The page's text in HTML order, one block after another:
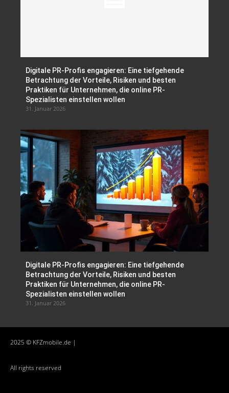
Digitale PR-Profis engagieren: Eine tiefgehende
Betrachtung der Vorteile, Risiken und besten
Praktiken für Unternehmen, die online PR-
Spezialisten einstellen wollen
31. Januar 2026
Digitale PR-Profis engagieren: Eine tiefgehende
Betrachtung der Vorteile, Risiken und besten
Praktiken für Unternehmen, die online PR-
Spezialisten einstellen wollen
31. Januar 2026
2025 © KFZmobile.de |
All rights reserved